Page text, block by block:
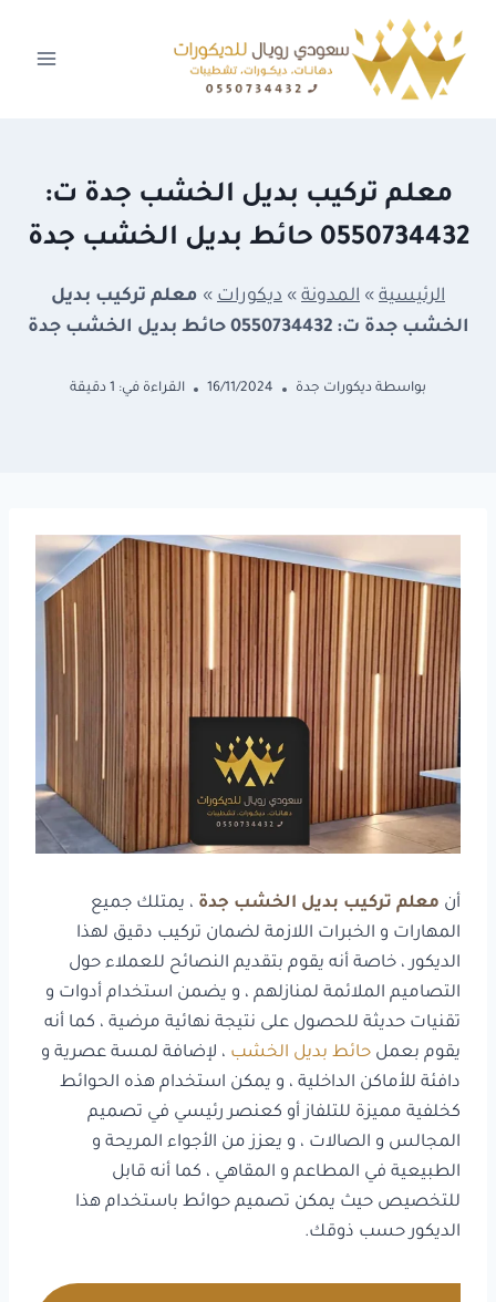
المحتوى
معلم تركيب بديل الخشب جدة ت:
0550734432 حائط بديل الخشب جدة
الرئيسية » المدونة » ديكورات » معلم تركيب بديل
الخشب جدة ت: 0550734432 حائط بديل الخشب جدة
بواسطة ديكورات جدة 16/11/2024 القراءة في: دقيقة
أن معلم تركيب بديل الخشب جدة ، يمتلك جميع
المهارات و الخبرات اللازمة لضمان تركيب دقيق لهذا
الديكور ، خاصة أنه يقوم بتقديم النصائح للعملاء حول
التصاميم الملائمة لمنازلهم ، و يضمن استخدام أدوات و
تقنيات حديثة للحصول على نتيجة نهائية مرضية ، كما أنه
يقوم بعمل حائط بديل الخشب ، لإضافة لمسة عصرية و
دافئة للأماكن الداخلية ، و يمكن استخدام هذه الحوائط
كخلفية مميزة للتلفاز أو كعنصر رئيسي في تصميم
المجالس و الصالات ، و يعزز من الأجواء المريحة و
الطبيعية في المطاعم و المقاهي ، كما أنه قابل
للتخصيص حيث يمكن تصميم حوائط باستخدام هذا
الديكور حسب ذوقك.